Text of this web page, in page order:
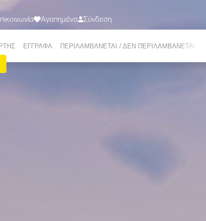
Αγαπημένα Σύνδεση
EΓΓΡΑΦΑ ΠΕΡΙΛΑΜΒΑΝΕΤΑΙ / ΔΕΝ ΠΕΡΙΛΑΜΒΑΝΕΤΑΙ